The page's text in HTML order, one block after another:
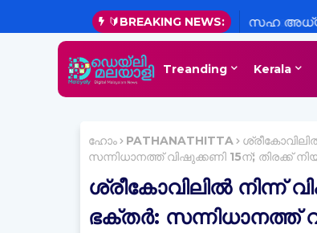
🔰BREAKING NEWS:
സഹ
Treanding Kerala
ഹോം PATHANATHITTA
സന്നിധാനത്ത് വിഷുക്കണി 15ന്; തിരക്ക്
ശ്രീകോവിലില്‍
ഭക്തര്‍: സന്നിധാനത്ത്